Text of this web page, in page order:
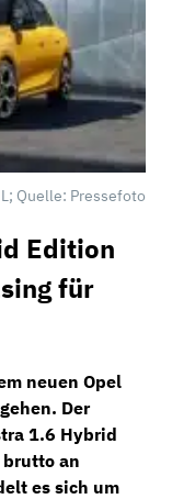
Quelle: Pressefoto
Edition
für
neuen Opel
Der
1.6 Hybrid
bruttoan
es sich um